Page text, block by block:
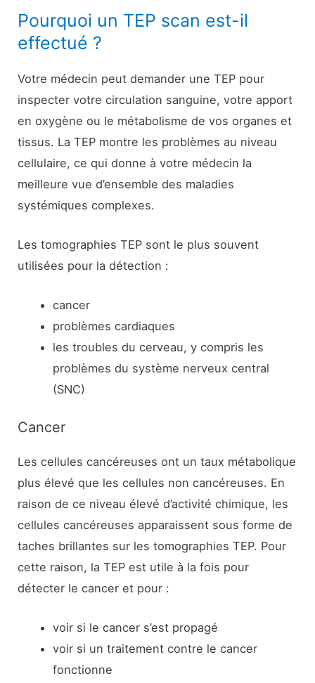
Pourquoi un TEP scan est-il
effectué ?
Votre médecin peut demander une TEP pour
inspecter votre circulation sanguine, votre apport
en oxygène ou le métabolisme de vos organes et
tissus. La TEP montre les problèmes au niveau
cellulaire, ce qui donne à votre médecin la
meilleure vue d’ensemble des maladies
systémiques complexes.
Les tomographies TEP sont le plus souvent
utilisées pour la détection :
cancer
problèmes cardiaques
les troubles du cerveau, y compris les
problèmes du système nerveux central
(SNC)
Cancer
Les cellules cancéreuses ont un taux métabolique
plus élevé que les cellules non cancéreuses. En
raison de ce niveau élevé d’activité chimique, les
cellules cancéreuses apparaissent sous forme de
taches brillantes sur les tomographies TEP. Pour
cette raison, la TEP est utile à la fois pour
détecter le cancer et pour :
voir si le cancer s’est propagé
voir si un traitement contre le cancer
fonctionne